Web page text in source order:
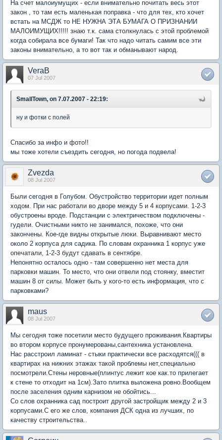
На счет малоиумущих - если внимательно почитать весь этот
закон , то там есть маленькая поправка - что для тех, кто хочет
встать на МСДЖ то НЕ НУЖНА ЭТА БУМАГА О ПРИЗНАНИИ
МАЛОИМУЩИХ!!!!! знаю т.к. сама столкнулась с этой проблемой
когда собирала все бумаги! Так что надо читать самим все эти
законы внимательно, а то вот так и обманывают народ.
VeraB
07 Jul 2007
SmallTown, on 7.07.2007 - 22:19:
ну и фотки с полей
Спасибо за инфо и фото!!
мы тоже хотели съездить сегодня, но погода подвела!
Zvezda
08 Jul 2007
Были сегодня в Голубом. Обустройство территории идет полным
ходом. При нас работали во дворе между 5 и 4 корпусами. 1-2-3
обустроены вроде. Подстанции с электричеством подключены -
гудели. Очистными никто не занимался, похоже, что они
закончены. Кое-где видны открытые люки. Выравнивают место
около 2 корпуса для садика. По словам охранника 1 корпус уже
опечатали, 1-2-3 будут сдавать в сентябре.
Непонятно осталось одно - там совершенно нет места для
парковки машин. То место, что они отвели под стоянку, вместит
машин 8 от силы. Может быть у кого-то есть информация, что с
парковками?
maus
08 Jul 2007
Мы сегодня тоже посетили место будущего проживания.Квартиры
во втором корпусе пронумерованы,сантехника установлена.
Нас расстроил ламинат - стыки практически все расходятся((( в
квартирах на нижних этажах такой проблемы нет,специально
посмотрели.Стены неровные(плинтус лежит кое как.то прилегает
к стене то отходит на 1см).Зато плитка выложена ровно.Вообщем
после заселения одним карнизом не обойтись...
Со слов охранника сад построит другой застройщик между 2 и 3
корпусами.С его же слов, компания ДСК одна из лучших, по
качеству строительства..